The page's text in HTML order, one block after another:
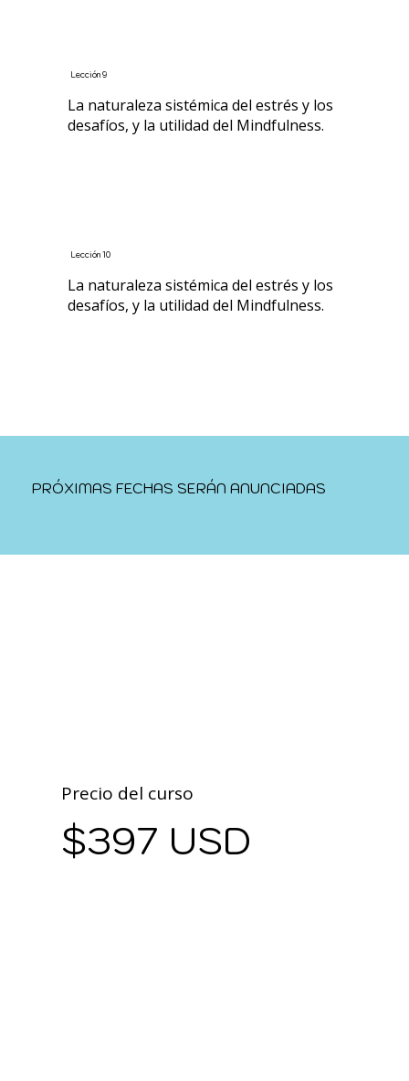
Lección 9
La naturaleza sistémica del estrés y los
desafíos, y la utilidad del Mindfulness.
Lección 10
La naturaleza sistémica del estrés y los
desafíos, y la utilidad del Mindfulness.
PRÓXIMAS FECHAS SERÁN ANUNCIADAS
Precio del curso
$397 USD